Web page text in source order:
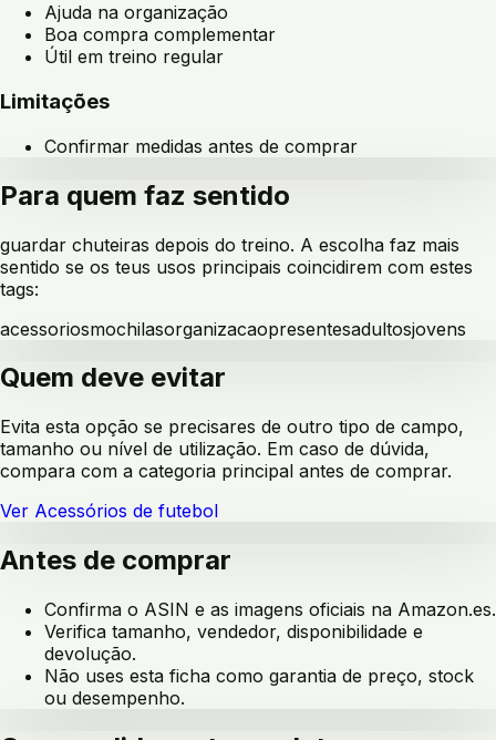
Ajuda na organização
Boa compra complementar
Útil em treino regular
Limitações
Confirmar medidas antes de comprar
Para quem faz sentido
guardar chuteiras depois do treino. A escolha faz mais
sentido se os teus usos principais coincidirem com estes
tags:
acessoriosmochilasorganizacaopresentesadultosjovens
Quem deve evitar
Evita esta opção se precisares de outro tipo de campo,
tamanho ou nível de utilização. Em caso de dúvida,
compara com a categoria principal antes de comprar.
Ver Acessórios de futebol
Antes de comprar
Confirma o ASIN e as imagens oficiais na Amazon.es.
Verifica tamanho, vendedor, disponibilidade e
devolução.
Não uses esta ficha como garantia de preço, stock
ou desempenho.